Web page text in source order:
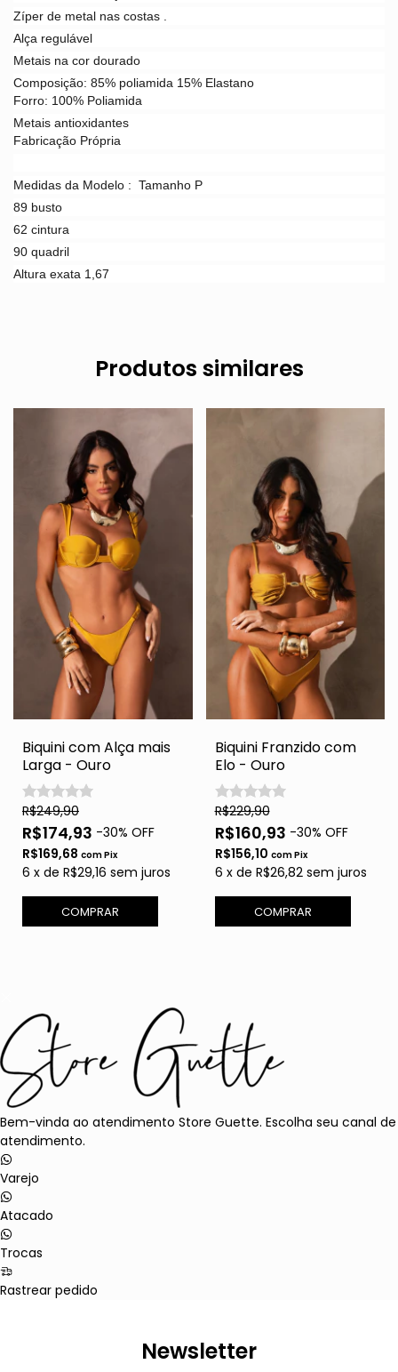
Zíper de metal nas costas .
Alça regulável
Metais na cor dourado
Composição: 85% poliamida 15% Elastano
Forro: 100% Poliamida
Metais antioxidantes
Fabricação Própria
Medidas da Modelo : Tamanho P
89 busto
62 cintura
90 quadril
Altura exata 1,67
Produtos similares
Biquini com Alça mais
Larga - Ouro
R$249,90
R$174,93 -30% OFF
R$169,68 comPix
6 x de R$29,16 sem juros
COMPRAR
Biquini Franzido com
Elo - Ouro
R$229,90
R$160,93 -30% OFF
R$156,10 comPix
6 x de R$26,82 sem juros
COMPRAR
Bem-vinda ao atendimento Store Guette. Escolha seu canal de
atendimento.
Varejo
Atacado
Trocas
Rastrear pedido
Newsletter